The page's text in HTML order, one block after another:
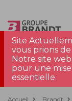
Site
vous prions
Notre site
pour une
essentielle.
Accueil Brandt